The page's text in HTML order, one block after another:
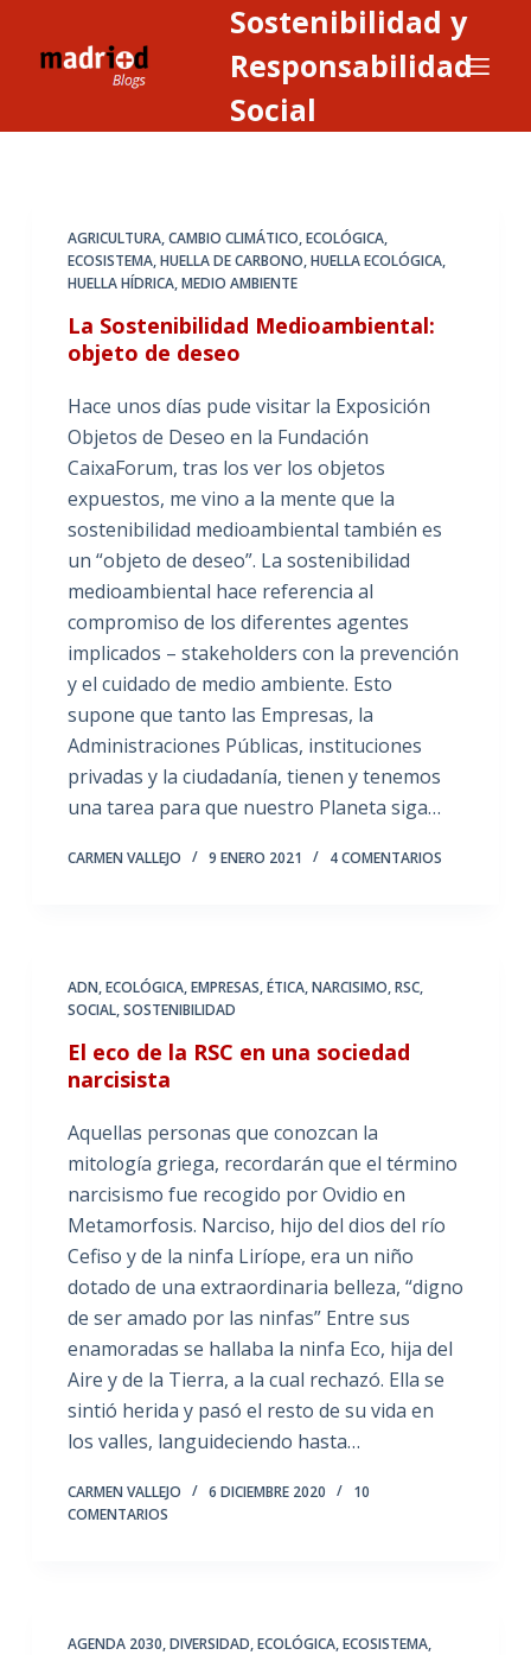
Sostenibilidad y
Responsabilidad
Social
AGRICULTURA,CAMBIO CLIMÁTICO,ECOLÓGICA,
ECOSISTEMA,HUELLA DE CARBONO,HUELLA ECOLÓGICA,
HUELLA HÍDRICA,MEDIO AMBIENTE
La Sostenibilidad Medioambiental:
objeto de deseo
Hace unos días pude visitar la Exposición
Objetos de Deseo en la Fundación
CaixaForum, tras los ver los objetos
expuestos, me vino a la mente que la
sostenibilidad medioambiental también es
un “objeto de deseo”. La sostenibilidad
medioambiental hace referencia al
compromiso de los diferentes agentes
implicados – stakeholders con la prevención
y el cuidado de medio ambiente. Esto
supone que tanto las Empresas, la
Administraciones Públicas, instituciones
privadas y la ciudadanía, tienen y tenemos
una tarea para que nuestro Planeta siga…
CARMEN VALLEJO 9 ENERO 2021 4 COMENTARIOS
ADN,ECOLÓGICA,EMPRESAS,ÉTICA,NARCISIMO,RSC,
SOCIAL,SOSTENIBILIDAD
El eco de la RSC en una sociedad
narcisista
Aquellas personas que conozcan la
mitología griega, recordarán que el término
narcisismo fue recogido por Ovidio en
Metamorfosis. Narciso, hijo del dios del río
Cefiso y de la ninfa Liríope, era un niño
dotado de una extraordinaria belleza, “digno
de ser amado por las ninfas” Entre sus
enamoradas se hallaba la ninfa Eco, hija del
Aire y de la Tierra, a la cual rechazó. Ella se
sintió herida y pasó el resto de su vida en
los valles, languideciendo hasta…
CARMEN VALLEJO 6 DICIEMBRE 2020
10
COMENTARIOS
AGENDA 2030,DIVERSIDAD,ECOLÓGICA,ECOSISTEMA,